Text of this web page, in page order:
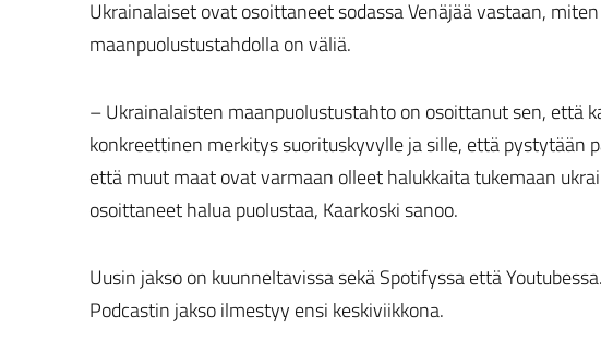
Ukrainalaiset ovat osoittaneet sodassa Venäjää vastaan,
maanpuolustustahdolla on väliä.
– Ukrainalaisten maanpuolustustahto on osoittanut sen, että
konkreettinen merkitys suorituskyvylle ja sille, että pystytään
että muut maat ovat varmaan olleet halukkaita tukemaan
osoittaneet halua puolustaa, Kaarkoski sanoo.
Uusin jakso on kuunneltavissa sekä Spotifyssa että
Podcastin jakso ilmestyy ensi keskiviikkona.